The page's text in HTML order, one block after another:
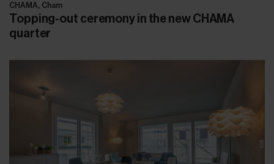
CHAMA, Cham
Topping-out ceremony in the new CHAMA
quarter